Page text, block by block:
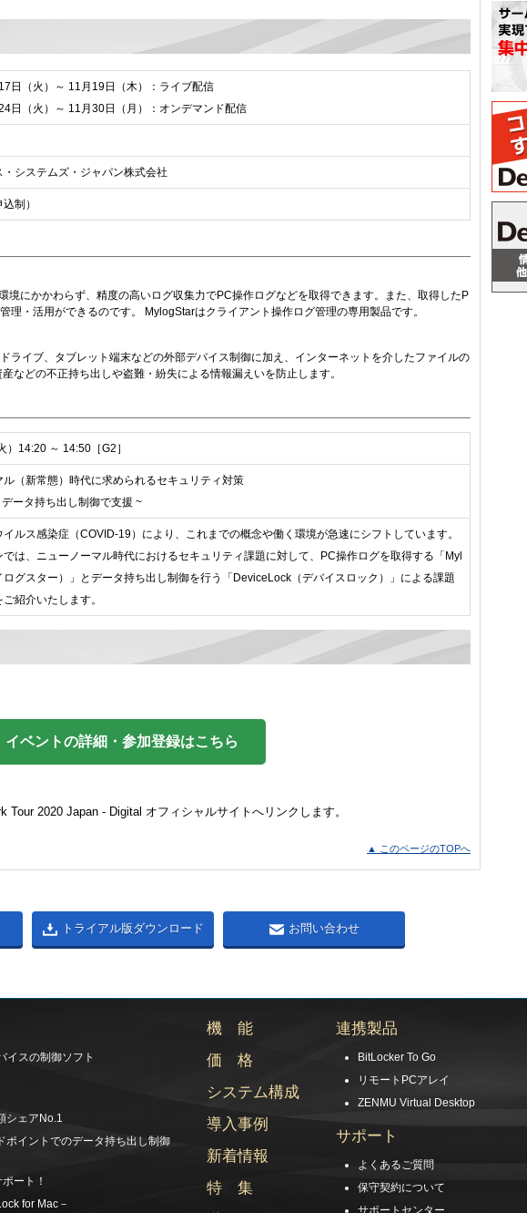
日（火）～ 11月19日（木）：ライブ配信
日（火）～ 11月30日（月）：オンデマンド配信
・システムズ・ジャパン株式会社
制）
境にかかわらず、精度の高いログ収集力でPC操作ログなどを取得できます。また、取得したP
理・活用ができるのです。 MylogStarはクライアント操作ログ管理の専用製品です。
ライブ、タブレット端末などの外部デバイス制御に加え、インターネットを介したファイルの
などの不正持ち出しや盗難・紛失による情報漏えいを防止します。
）14:20 ～ 14:50［G2］
ル（新常態）時代に求められるセキュリティ対策
ータ持ち出し制御で支援 ~
ルス感染症（COVID-19）により、これまでの概念や働く環境が急速にシフトしています。
では、ニューノーマル時代におけるセキュリティ課題に対して、PC操作ログを取得する「Myl
グスター）」とデータ持ち出し制御を行う「DeviceLock（デバイスロック）」による課題
紹介いたします。
イベントの詳細・参加登録はこちら
Tour 2020 Japan - Digital オフィシャルサイトへリンクします。
▲ このページのTOPへ
トライアル版ダウンロード お問い合わせ
イスの制御ソフト
シェアNo.1
ポイントでのデータ持ち出し制御
ート！
for Mac－
機 能
価 格
システム構成
導入事例
新着情報
特 集
連携製品
BitLocker To Go
リモートPCアレイ
ZENMU Virtual Desktop
サポート
よくあるご質問
保守契約について
サポートセンター